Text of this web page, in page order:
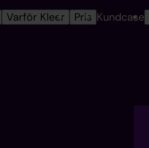
Varför Kleer Pris Kundcase